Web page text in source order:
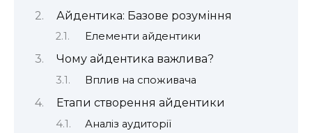
Айдентика: Базове розуміння
Елементи айдентики
Чому айдентика важлива?
Вплив на споживача
Етапи створення айдентики
Аналіз аудиторії